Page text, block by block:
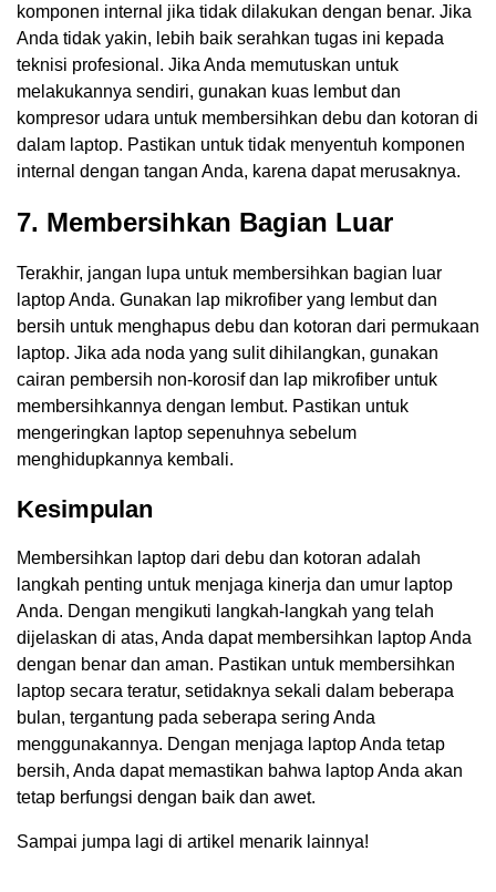
komponen internal jika tidak dilakukan dengan benar. Jika
Anda tidak yakin, lebih baik serahkan tugas ini kepada
teknisi profesional. Jika Anda memutuskan untuk
melakukannya sendiri, gunakan kuas lembut dan
kompresor udara untuk membersihkan debu dan kotoran di
dalam laptop. Pastikan untuk tidak menyentuh komponen
internal dengan tangan Anda, karena dapat merusaknya.
7. Membersihkan Bagian Luar
Terakhir, jangan lupa untuk membersihkan bagian luar
laptop Anda. Gunakan lap mikrofiber yang lembut dan
bersih untuk menghapus debu dan kotoran dari permukaan
laptop. Jika ada noda yang sulit dihilangkan, gunakan
cairan pembersih non-korosif dan lap mikrofiber untuk
membersihkannya dengan lembut. Pastikan untuk
mengeringkan laptop sepenuhnya sebelum
menghidupkannya kembali.
Kesimpulan
Membersihkan laptop dari debu dan kotoran adalah
langkah penting untuk menjaga kinerja dan umur laptop
Anda. Dengan mengikuti langkah-langkah yang telah
dijelaskan di atas, Anda dapat membersihkan laptop Anda
dengan benar dan aman. Pastikan untuk membersihkan
laptop secara teratur, setidaknya sekali dalam beberapa
bulan, tergantung pada seberapa sering Anda
menggunakannya. Dengan menjaga laptop Anda tetap
bersih, Anda dapat memastikan bahwa laptop Anda akan
tetap berfungsi dengan baik dan awet.
Sampai jumpa lagi di artikel menarik lainnya!